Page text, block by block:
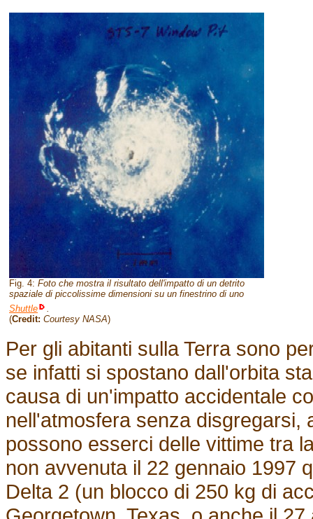
Fig. 4: Foto che mostra il risultato dell'impatto di un detrito
spaziale di piccolissime dimensioni su un finestrino di uno
Shuttle
(Credit: Courtesy NASA)
Per gli abitanti sulla Terra sono
se infatti si spostano dall'orbita
causa di un'impatto accidentale
nell'atmosfera senza disgregarsi,
possono esserci delle vittime tra
non avvenuta il 22 gennaio 1997
Delta 2 (un blocco di 250 kg di